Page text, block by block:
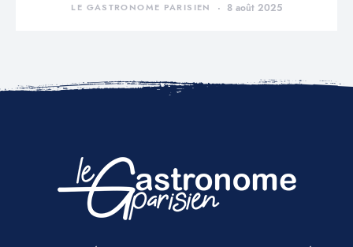
LE GASTRONOME PARISIEN 8 août 2025